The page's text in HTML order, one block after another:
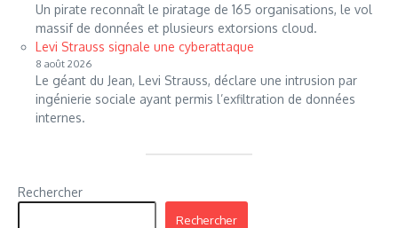
Un pirate reconnaît le piratage de 165 organisations, le vol
massif de données et plusieurs extorsions cloud.
Levi Strauss signale une cyberattaque
8 août 2026
Le géant du Jean, Levi Strauss, déclare une intrusion par
ingénierie sociale ayant permis l’exfiltration de données
internes.
Rechercher
Rechercher